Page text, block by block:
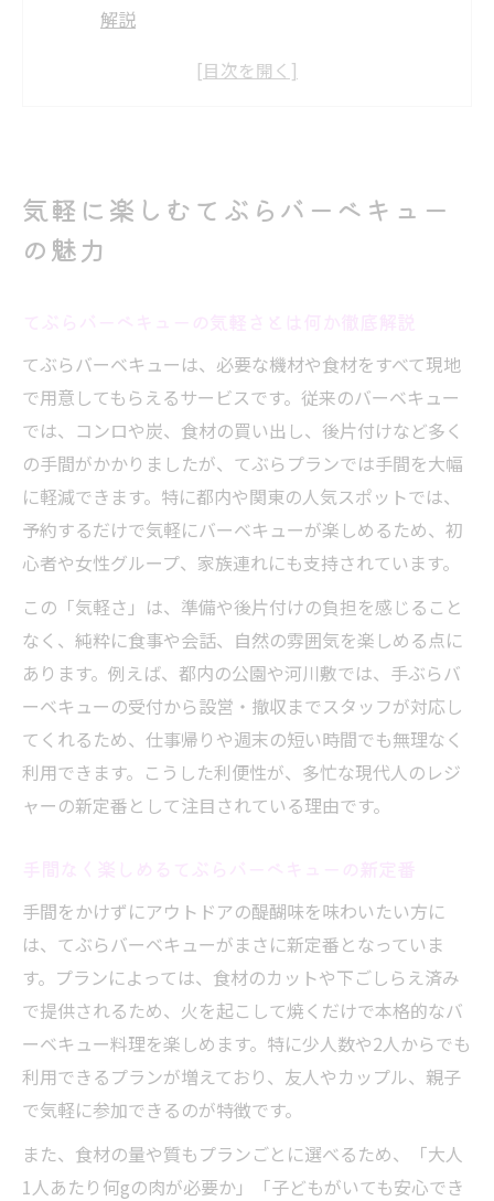
解説
手間なく楽しめるてぶらバーベキューの新
てぶらバーベキューが週末レジャーに最適
な理由
安いプランで始めるてぶらバーベキューの
イント
てぶらバーベキュー選びで重要なチェック
項目とは
人数や予算別てぶらバーベキュープラン比
較の方法
食材や飲み放題など付加価値の選び方ガイ
都内や関東の手ぶらバーベキュープランの
特徴
安い手ぶらバーベキュープランを選ぶコツ
少人数で始めるてぶらバーベキューのおすすめ
活用法
都内で2人利用もOKなてぶらバーベキュー
とは
友人や家族で楽しむ少人数てぶらバーベキ
ュー術
おしゃれに楽しむ都内てぶらバーベキュー
の工夫
手ぶらバーベキューで少人数でも満足する
秘訣
予算重視派も満足できるプラン比較ガイド
気軽に楽しむてぶらバーベキュー
の魅力
てぶらバーベキューは、必要な機材や食材をすべて現地
で用意してもらえるサービスです。従来のバーベキュー
では、コンロや炭、食材の買い出し、後片付けなど多く
の手間がかかりましたが、てぶらプランでは手間を大幅
に軽減できます。特に都内や関東の人気スポットでは、
予約するだけで気軽にバーベキューが楽しめるため、初
心者や女性グループ、家族連れにも支持されています。
この「気軽さ」は、準備や後片付けの負担を感じること
なく、純粋に食事や会話、自然の雰囲気を楽しめる点に
あります。例えば、都内の公園や河川敷では、手ぶらバ
ーベキューの受付から設営・撤収までスタッフが対応し
てくれるため、仕事帰りや週末の短い時間でも無理なく
利用できます。こうした利便性が、多忙な現代人のレジ
ャーの新定番として注目されている理由です。
手間をかけずにアウトドアの醍醐味を味わいたい方に
は、てぶらバーベキューがまさに新定番となっていま
す。プランによっては、食材のカットや下ごしらえ済み
で提供されるため、火を起こして焼くだけで本格的なバ
ーベキュー料理を楽しめます。特に少人数や2人からでも
利用できるプランが増えており、友人やカップル、親子
で気軽に参加できるのが特徴です。
また、食材の量や質もプランごとに選べるため、「大人
1人あたり何gの肉が必要か」「子どもがいても安心でき